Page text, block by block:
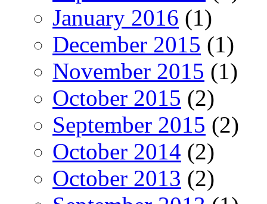
January 2016 (1)
December 2015 (1)
November 2015 (1)
October 2015 (2)
September 2015 (2)
October 2014 (2)
October 2013 (2)